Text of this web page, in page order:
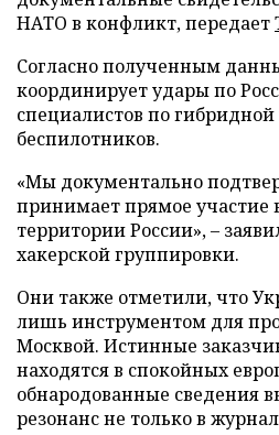
НАТО в конфликт, передает
Согласно полученным
координирует удары по
специалистов по
беспилотников.
«Мы документально
принимает прямое участие
территории России», –
хакерской группировки.
Они также отметили, что
лишь инструментом для
Москвой. Истинные
находятся в спокойных
обнародованные сведения
резонанс не только в